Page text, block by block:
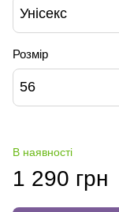
Унісекс
Розмір
56
В наявності
1 290 грн